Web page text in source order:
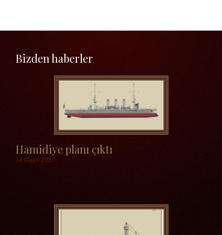
Bizden haberler
Hamidiye planı çıktı
14 Mayıs 2017